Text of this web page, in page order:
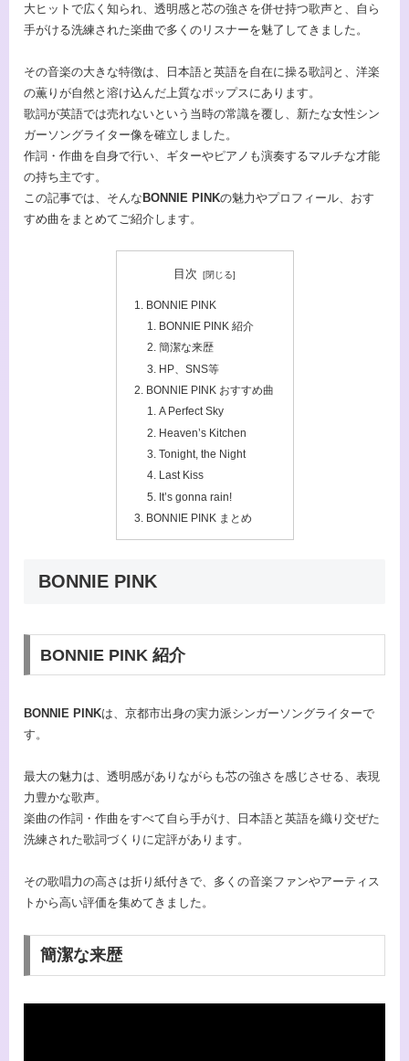
大ヒットで広く知られ、透明感と芯の強さを併せ持つ歌声と、自ら
手がける洗練された楽曲で多くのリスナーを魅了してきました。
その音楽の大きな特徴は、日本語と英語を自在に操る歌詞と、洋楽
の薫りが自然と溶け込んだ上質なポップスにあります。
歌詞が英語では売れないという当時の常識を覆し、新たな女性シン
ガーソングライター像を確立しました。
作詞・作曲を自身で行い、ギターやピアノも演奏するマルチな才能
の持ち主です。
この記事では、そんな BONNIE PINKの魅力やプロフィール、おす
すめ曲をまとめてご紹介します。
目次
BONNIE PINK
BONNIE PINK 紹介
簡潔な来歴
HP、SNS等
BONNIE PINK おすすめ曲
A Perfect Sky
Heaven’s Kitchen
Tonight, the Night
Last Kiss
It’s gonna rain!
BONNIE PINK まとめ
BONNIE PINK
BONNIE PINK 紹介
BONNIE PINKは、京都市出身の実力派シンガーソングライターで
す。
最大の魅力は、透明感がありながらも芯の強さを感じさせる、表現
力豊かな歌声。
楽曲の作詞・作曲をすべて自ら手がけ、日本語と英語を織り交ぜた
洗練された歌詞づくりに定評があります。
その歌唱力の高さは折り紙付きで、多くの音楽ファンやアーティス
トから高い評価を集めてきました。
簡潔な来歴